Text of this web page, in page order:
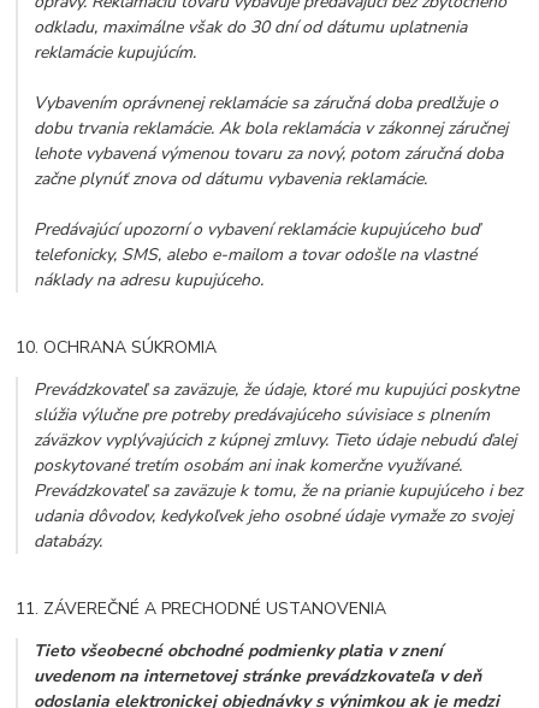
odkladu, maximálne však do 30 dní od dátumu uplatnenia
reklamácie kupujúcím.
Vybavením oprávnenej reklamácie sa záručná doba predlžuje o
dobu trvania reklamácie. Ak bola reklamácia v zákonnej záručnej
lehote vybavená výmenou tovaru za nový, potom záručná doba
začne plynúť znova od dátumu vybavenia reklamácie.
Predávajúcí upozorní o vybavení reklamácie kupujúceho buď
telefonicky, SMS, alebo e-mailom a tovar odošle na vlastné
náklady na adresu kupujúceho.
10. OCHRANA SÚKROMIA
Prevádzkovateľ sa zaväzuje, že údaje, ktoré mu kupujúci poskytne
slúžia výlučne pre potreby predávajúceho súvisiace s plnením
záväzkov vyplývajúcich z kúpnej zmluvy. Tieto údaje nebudú ďalej
poskytované tretím osobám ani inak komerčne využívané.
Prevádzkovateľ sa zaväzuje k tomu, že na prianie kupujúceho i bez
udania dôvodov, kedykoľvek jeho osobné údaje vymaže zo svojej
databázy.
11. ZÁVEREČNÉ A PRECHODNÉ USTANOVENIA
Tieto všeobecné obchodné podmienky platia v znení
uvedenom na internetovej stránke prevádzkovateľa v deň
odoslania elektronickej objednávky s výnimkou ak je medzi